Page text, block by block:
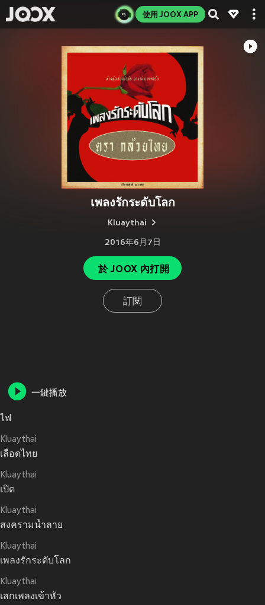
使用 JOOX APP
เพลงรักระดับโลก
Kluaythai
2016年6月7日
於 JOOX 內打開
訂閱
一鍵播放
ไฟ
Kluaythai
เลือดไทย
Kluaythai
เปิด
Kluaythai
สงครามน้ำลาย
Kluaythai
เพลงรักระดับโลก
Kluaythai
เสกเพลงเข้าหัว